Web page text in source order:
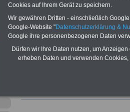
Cookies auf Ihrem Gerät zu speichern.
Wir gewähren Dritten - einschließlich
Google-Website "Datenschutzerklärung &
Google ihre personenbezogenen Daten
Dürfen wir Ihre Daten nutzen, um
erheben Daten und verwenden